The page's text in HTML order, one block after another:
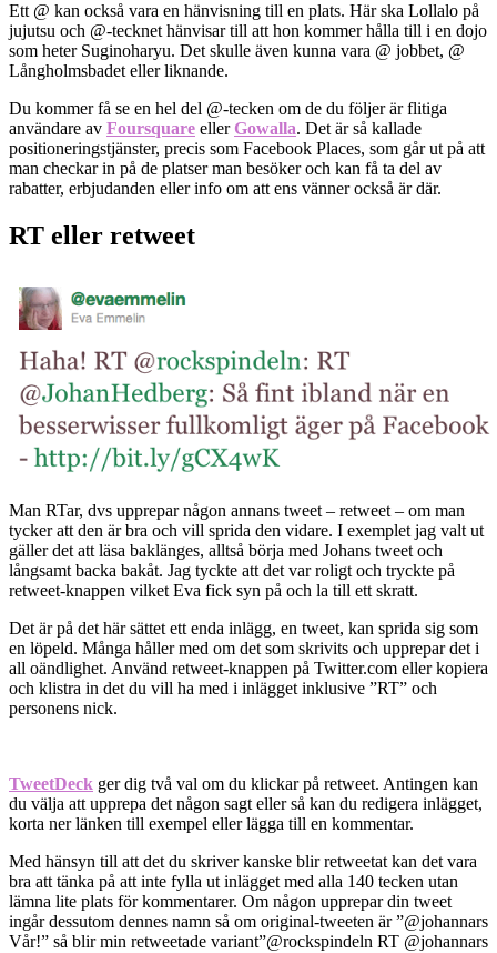
Ett @ kan också vara en hänvisning till en plats. Här ska Lollalo på
jujutsu och @-tecknet hänvisar till att hon kommer hålla till i en dojo
som heter Suginoharyu. Det skulle även kunna vara @ jobbet, @
Långholmsbadet eller liknande.
Du kommer få se en hel del @-tecken om de du följer är flitiga
användare av Foursquare ellerGowalla. Det är så kallade
positioneringstjänster, precis som Facebook Places, som går ut på att
man checkar in på de platser man besöker och kan få ta del av
rabatter, erbjudanden eller info om att ens vänner också är där.
RT eller retweet
Man RTar, dvs upprepar någon annans tweet – retweet – om man
tycker att den är bra och vill sprida den vidare. I exemplet jag valt ut
gäller det att läsa baklänges, alltså börja med Johans tweet och
långsamt backa bakåt. Jag tyckte att det var roligt och tryckte på
retweet-knappen vilket Eva fick syn på och la till ett skratt.
Det är på det här sättet ett enda inlägg, en tweet, kan sprida sig som
en löpeld. Många håller med om det som skrivits och upprepar det i
all oändlighet. Använd retweet-knappen på Twitter.com eller kopiera
och klistra in det du vill ha med i inlägget inklusive ”RT” och
personens nick.
TweetDeck ger dig två val om du klickar på retweet. Antingen kan
du välja att upprepa det någon sagt eller så kan du redigera inlägget,
korta ner länken till exempel eller lägga till en kommentar.
Med hänsyn till att det du skriver kanske blir retweetat kan det vara
bra att tänka på att inte fylla ut inlägget med alla 140 tecken utan
lämna lite plats för kommentarer. Om någon upprepar din tweet
ingår dessutom dennes namn så om original-tweeten är ”@johannars
Vår!” så blir min retweetade variant”@rockspindeln RT @johannars